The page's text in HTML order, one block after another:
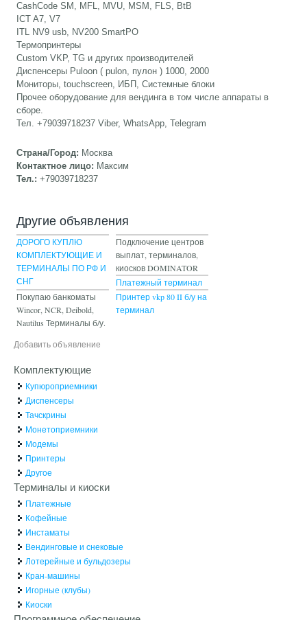
CashCode SM, MFL, MVU, MSM, FLS, BtB
ICT A7, V7
ITL NV9 usb, NV200 SmartPO
Термопринтеры
Custom VKP, TG и других производителей
Диспенсеры Puloon ( pulon, пулон ) 1000, 2000
Мониторы, touchscreen, ИБП, Системные блоки
Прочее оборудование для вендинга в том числе аппараты в
сборе.
Тел. +79039718237 Viber, WhatsApp, Telegram
Страна/Город: Москва
Контактное лицо: Максим
Тел.:+79039718237
Другие объявления
ДОРОГО КУПЛЮ
КОМПЛЕКТУЮЩИЕ И
ТЕРМИНАЛЫ ПО РФ И
СНГ
Подключение центров
выплат, терминалов,
киосков DOMINATOR
Платежный терминал
Покупаю банкоматы
Wincor, NCR, Deibold,
Nautilus Терминалы б/у.
Принтер vkp 80 II б/у на
терминал
Добавить объявление
Комплектующие
Купюроприемники
Диспенсеры
Тачскрины
Монетоприемники
Модемы
Принтеры
Другое
Терминалы и киоски
Платежные
Кофейные
Инстаматы
Вендинговые и снековые
Лотерейные и бульдозеры
Кран-машины
Игорные (клубы)
Киоски